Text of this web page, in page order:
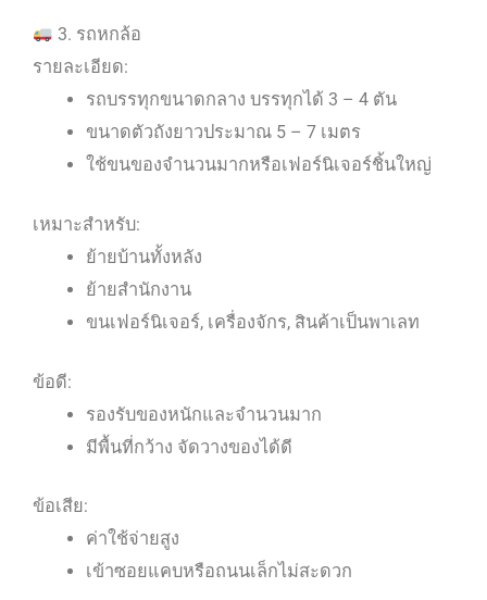
3. รถหกล้อ
รายละเอียด:
รถบรรทุกขนาดกลาง บรรทุกได้ 3 – 4 ตัน
ขนาดตัวถังยาวประมาณ 5 – 7 เมตร
ใช้ขนของจำนวนมากหรือเฟอร์นิเจอร์ชิ้นใหญ่
เหมาะสำหรับ:
ย้ายบ้านทั้งหลัง
ย้ายสำนักงาน
ขนเฟอร์นิเจอร์, เครื่องจักร, สินค้าเป็นพาเลท
ข้อดี:
รองรับของหนักและจำนวนมาก
มีพื้นที่กว้าง จัดวางของได้ดี
ข้อเสีย:
ค่าใช้จ่ายสูง
เข้าซอยแคบหรือถนนเล็กไม่สะดวก